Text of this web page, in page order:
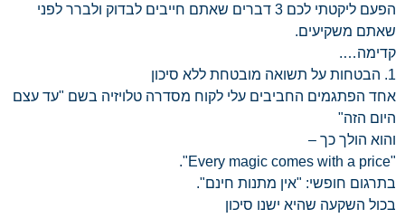
הפעם ליקטתי לכם 3 דברים שאתם חייבים לבדוק ולברר לפני
שאתם משקיעים.
קדימה….
1. הבטחות על תשואה מובטחת ללא סיכון
אחד הפתגמים החביבים עלי לקוח מסדרה טלויזיה בשם "עד עצם
היום הזה"
והוא הולך כך –
"Every magic comes with a price".
בתרגום חופשי: "אין מתנות חינם".
בכול השקעה שהיא ישנו סיכון